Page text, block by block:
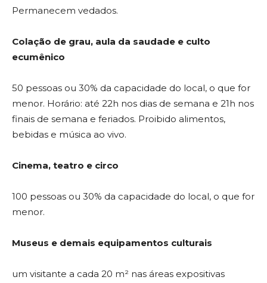
Permanecem vedados.
Colação de grau, aula da saudade e culto
ecumênico
50 pessoas ou 30% da capacidade do local, o que for
menor. Horário: até 22h nos dias de semana e 21h nos
finais de semana e feriados. Proibido alimentos,
bebidas e música ao vivo.
Cinema, teatro e circo
100 pessoas ou 30% da capacidade do local, o que for
menor.
Museus e demais equipamentos culturais
um visitante a cada 20 m² nas áreas expositivas